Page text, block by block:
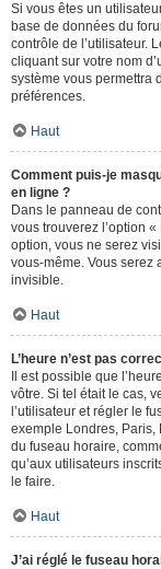
Si vous êtes un
base de données du
contrôle de l’utilisateur.
cliquant sur votre nom
système vous permettra
préférences.
Haut
Comment puis-je
en ligne ?
Dans le panneau de
vous trouverez l’option
option, vous ne serez
vous-même. Vous serez
invisible.
Haut
L’heure n’est pas
Il est possible que
vôtre. Si tel était le cas,
l’utilisateur et régler le
exemple Londres, Paris,
du fuseau horaire,
qu’aux utilisateurs
le faire.
Haut
J’ai réglé le fuseau